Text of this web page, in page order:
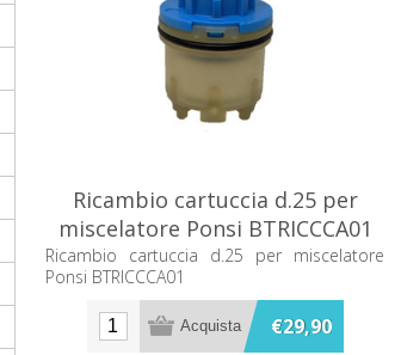
Ricambio cartuccia d.25 per
miscelatore Ponsi BTRICCCA01
Ricambio cartuccia d.25 per miscelatore
Ponsi BTRICCCA01
€29,90